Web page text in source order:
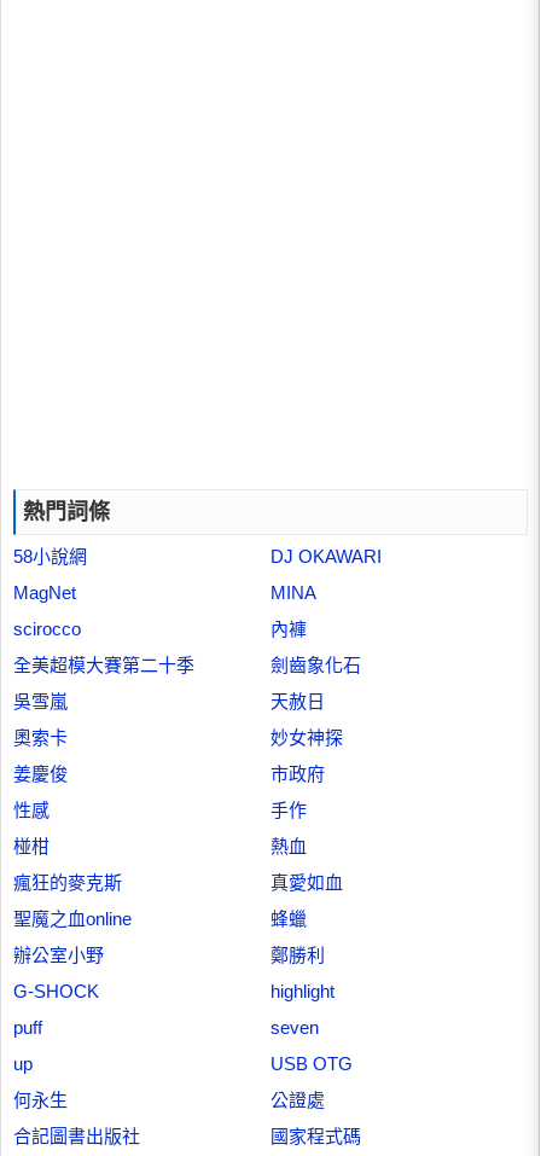
熱門詞條
58小說網
DJ OKAWARI
MagNet
MINA
scirocco
內褲
全美超模大賽第二十季
劍齒象化石
吳雪嵐
天赦日
奧索卡
妙女神探
姜慶俊
市政府
性感
手作
椪柑
熱血
瘋狂的麥克斯
真愛如血
聖魔之血online
蜂蠟
辦公室小野
鄭勝利
G-SHOCK
highlight
puff
seven
up
USB OTG
何永生
公證處
合記圖書出版社
國家程式碼